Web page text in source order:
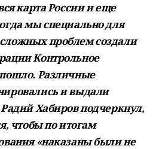
карта России и еще
мы специально для
проблем создали
Контрольное
Различные
и выдали
Хабиров подчеркнул,
чтобы по итогам
«наказаны были не